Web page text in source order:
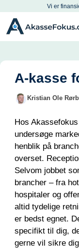
indhold
Vi er
A-kasse
Kristian Ole
Hos
undersøge
henblik på
overset.
Selvom jobbet
brancher – fra
hospitaler og
altid tydelige
er bedst egnet.
specifikt til dig,
gerne vil sikre